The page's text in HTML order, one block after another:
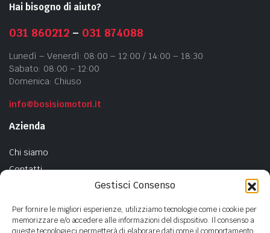
Gestisci Consenso
Per fornire le migliori esperienze, utilizziamo tecnologie come i cookie per
memorizzare e/o accedere alle informazioni del dispositivo. Il consenso a
Hai bisogno di aiuto?
031 860212– 031 874088
Lunedì – Venerdì: 08:00 – 12:00 / 14:00 – 18:30
Sabato: 08:00 – 12:00
Domenica: Chiuso
info@bosisiomotori.it
Azienda
Chi siamo
Contatti